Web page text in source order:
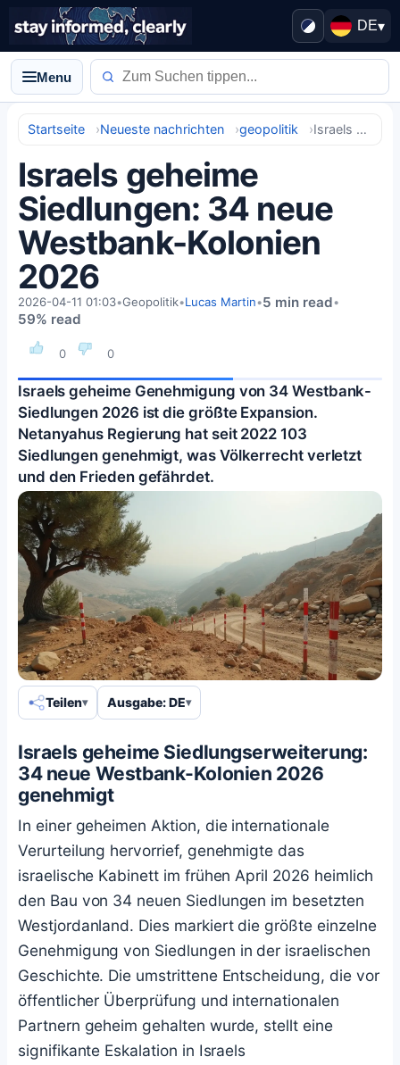
DE▾
Menu
Startseite Neueste nachrichten geopolitik Israels geheime Siedlungen: 34 neue Westbank-Kolonien 2026
Israels geheime
Siedlungen: 34 neue
Westbank-Kolonien
2026
0 0
2026-04-11 01:03•Geopolitik•Lucas Martin•5 min read•
59% read
Israels geheime Genehmigung von 34 Westbank-
Siedlungen 2026 ist die größte Expansion.
Netanyahus Regierung hat seit 2022 103
Siedlungen genehmigt, was Völkerrecht verletzt
und den Frieden gefährdet.
Teilen Ausgabe: DE
Israels geheime Siedlungserweiterung:
34 neue Westbank-Kolonien 2026
genehmigt
In einer geheimen Aktion, die internationale
Verurteilung hervorrief, genehmigte das
israelische Kabinett im frühen April 2026 heimlich
den Bau von 34 neuen Siedlungen im besetzten
Westjordanland. Dies markiert die größte einzelne
Genehmigung von Siedlungen in der israelischen
Geschichte. Die umstrittene Entscheidung, die vor
öffentlicher Überprüfung und internationalen
Partnern geheim gehalten wurde, stellt eine
signifikante Eskalation in Israels